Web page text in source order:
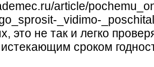
article/
_vidimo-
это не так и легко
сроком